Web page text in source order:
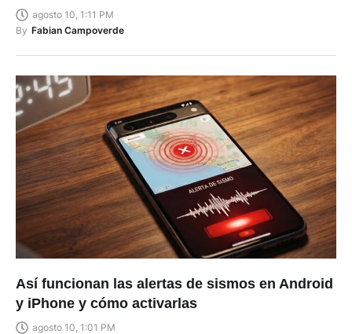
agosto 10, 1:11 PM
By Fabian Campoverde
Así funcionan las alertas de sismos en Android
y iPhone y cómo activarlas
agosto 10, 1:01 PM